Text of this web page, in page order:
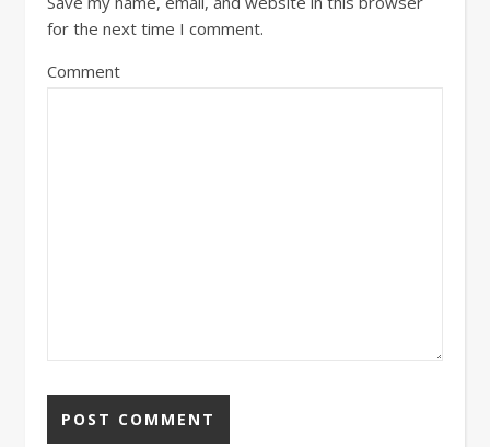
for the next time I comment.
Comment